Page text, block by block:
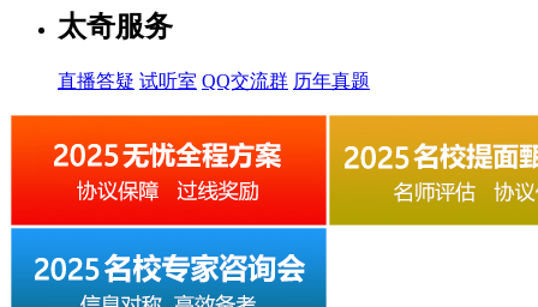
太奇服务
直播答疑 试听室 QQ交流群 历年真题